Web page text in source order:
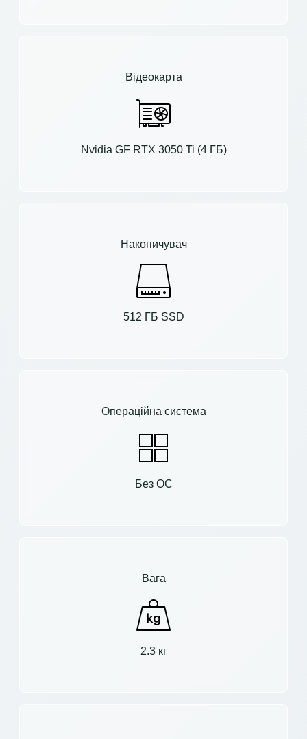
Відеокарта
Nvidia GF RTX 3050 Ti (4 ГБ)
Накопичувач
512 ГБ SSD
Операційна система
Без ОС
Вага
2.3 кг